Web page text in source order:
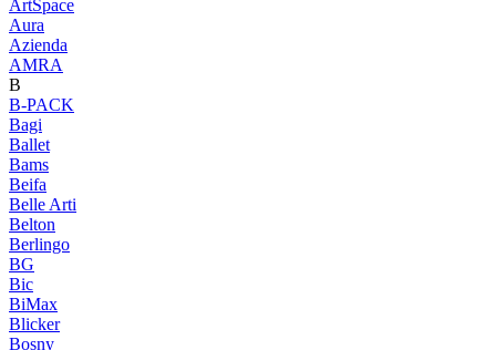
ArtSpace
Aura
Azienda
AМRA
B
B-PACK
Bagi
Ballet
Bams
Beifa
Belle Arti
Belton
Berlingo
BG
Bic
BiMax
Blicker
Bosny